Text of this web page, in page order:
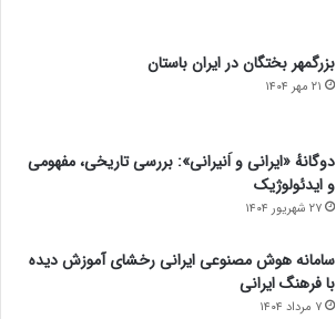
بزرگمهر بختگان در ایران باستان
۲۱ مهر ۱۴۰۴
دوگانهٔ «ایرانی و اَنیرانی»: بررسی تاریخی، مفهومی
و ایدئولوژیک
۲۷ شهریور ۱۴۰۴
سامانه هوش مصنوعی ایرانی رخشای آموزش دیده
با فرهنگ ایرانی
۷ مرداد ۱۴۰۴